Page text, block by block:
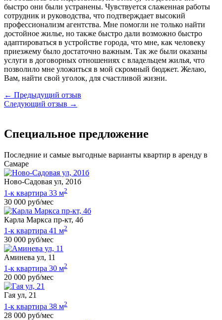
быстро они были устранены. Чувствуется слаженная работы
сотрудник и руководства, что подтверждает высокий
профессионализм агентства. Мне помогли не только найти
достойное жилье, но также быстро дали возможно быстро
адаптироваться в устройстве города, что мне, как человеку
приезжему было достаточно важным. Так же были оказаны
услуги в договорных отношениях с владельцем жилья, что
позволило мне уложиться в мой скромный бюджет. Желаю,
Вам, найти свой уголок, для счастливой жизни.
← Предыдущий отзыв
Следующий отзыв →
Специальное предложение
Последние и самые выгодные варианты квартир в аренду в
Самаре
Ново-Садовая ул, 201б
1-к квартира 33 м2
30 000 руб/мес
Карла Маркса пр-кт, 4б
1-к квартира 41 м2
30 000 руб/мес
Аминева ул, 11
1-к квартира 30 м2
20 000 руб/мес
Гая ул, 21
1-к квартира 38 м2
28 000 руб/мес